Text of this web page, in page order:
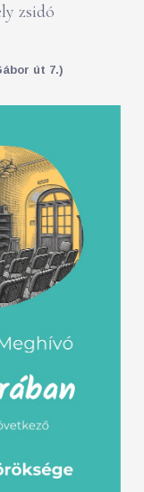
zsidó
út 7.)